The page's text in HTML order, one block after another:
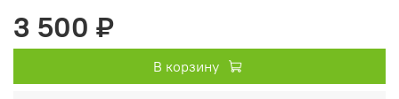
3 500 ₽
В корзину